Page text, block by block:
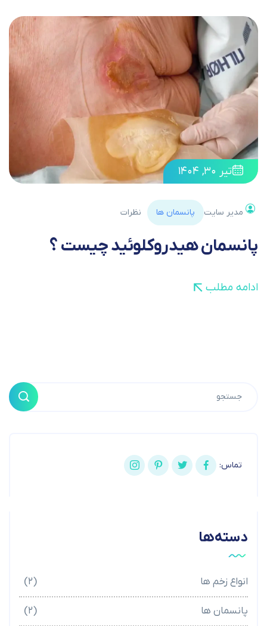
تیر ۳۰, ۱۴۰۴
مدیر سایت پانسمان ها نظرات
پانسمان هیدروکلوئید چیست ؟
ادامه مطلب
تماس:
دسته‌ها
انواع زخم ها
پانسمان ها